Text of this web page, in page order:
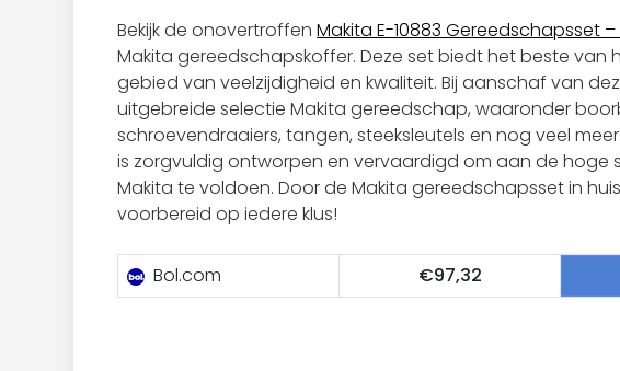
Bekijk de onovertroffenMakita E-10883 Gereedschapsset –
Makita gereedschapskoffer. Deze set biedt het beste van
gebied van veelzijdigheid en kwaliteit. Bij aanschaf van
uitgebreide selectie Makita gereedschap, waaronder
schroevendraaiers, tangen, steeksleutels en nog veel
is zorgvuldig ontworpen en vervaardigd om aan de hoge
Makita te voldoen. Door de Makita gereedschapsset in
voorbereid op iedere klus!
Bol.com €97,32